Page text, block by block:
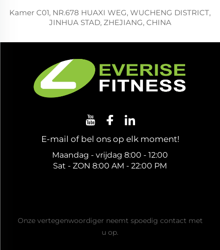
Kamer C01, NR.678 HUAXI WEG, WUCHENG DISTRICT,
JINHUA STAD, ZHEJIANG, CHINA
E-mail of bel ons op elk moment!
Maandag - vrijdag 8:00 - 12:00
Sat - ZON 8:00 AM - 22:00 PM
Onze vertegenwoordiger neemt spoedig contact met
u op.